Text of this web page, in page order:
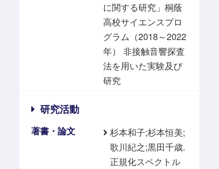
に関する研究」桐蔭
高校サイエンスプロ
グラム（2018～2022
年） 非接触音響探査
法を用いた実験及び
研究
研究活動
著書・論文
杉本和子;杉本恒美;
歌川紀之;黒田千歳.
正規化スペクトル